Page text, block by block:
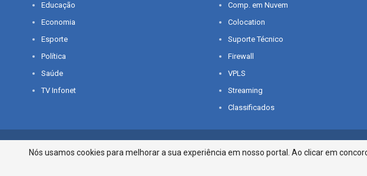
Educação
Economia
Esporte
Política
Saúde
TV Infonet
Comp. em Nuvem
Colocation
Suporte Técnico
Firewall
VPLS
Streaming
Classificados
© 2026 - O que é notícia em Sergipe. Todos os direitos reservados.
Nós usamos cookies para melhorar a sua experiência em nosso portal. Ao clicar em